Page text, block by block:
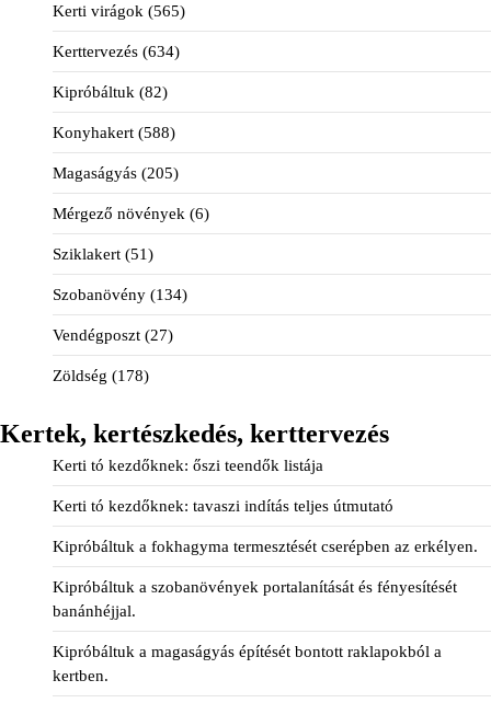
Kerti virágok (565)
Kerttervezés (634)
Kipróbáltuk (82)
Konyhakert (588)
Magaságyás (205)
Mérgező növények (6)
Sziklakert (51)
Szobanövény (134)
Vendégposzt (27)
Zöldség (178)
Kertek, kertészkedés, kerttervezés
Kerti tó kezdőknek: őszi teendők listája
Kerti tó kezdőknek: tavaszi indítás teljes útmutató
Kipróbáltuk a fokhagyma termesztését cserépben az erkélyen.
Kipróbáltuk a szobanövények portalanítását és fényesítését
banánhéjjal.
Kipróbáltuk a magaságyás építését bontott raklapokból a
kertben.